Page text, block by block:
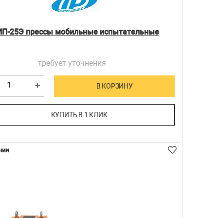
25Э прессы мобильные испытательные
требует уточнения
В КОРЗИНУ
КУПИТЬ В 1 КЛИК